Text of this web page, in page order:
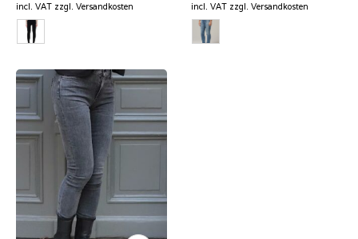
incl. VAT zzgl. Versandkosten incl. VAT zzgl. Versandkosten